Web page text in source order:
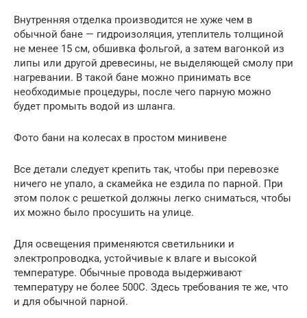
Внутренняя отделка производится не хуже чем в
обычной бане — гидроизоляция, утеплитель толщиной
не менее 15 см, обшивка фольгой, а затем вагонкой из
липы или другой древесины, не выделяющей смолу при
нагревании. В такой бане можно принимать все
необходимые процедуры, после чего парную можно
будет промыть водой из шланга.
Фото бани на колесах в простом минивене
Все детали следует крепить так, чтобы при перевозке
ничего не упало, а скамейка не ездила по парной. При
этом полок с решеткой должны легко сниматься, чтобы
их можно было просушить на улице.
Для освещения применяются светильники и
электропроводка, устойчивые к влаге и высокой
температуре. Обычные провода выдерживают
температуру не более 500С. Здесь требования те же, что
и для обычной парной.